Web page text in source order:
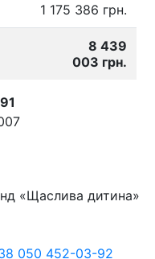
1 175 386 грн.
8 439
003 грн.
«Щаслива дитина»
050 452-03-92